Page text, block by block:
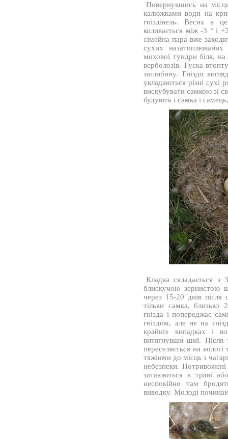
Повернувшись на
калюжками води на
гніздівель. Весна в
коливається між -3 ° і
сімейна пара вже
сухих
мохової тундри біля,
верболозів. Гуска
заглибину. Гніздо
укладаються різні сухі
вискубувати самкою зі
будують і самка і
Кладка складається з
блискучою зернистою
через 15-20 днів після
тільки самка, близько
гнізда і попереджає
гніздом, але не на
крайніх випадках і
витягнувши шиї. Після
переселяється на
тяжіючи до місць з
небезпеки.
затаюються в траві
неспокійно там
виводку. Молоді